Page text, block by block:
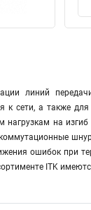
линий
к сети, а также
на
ошибок при
ITK